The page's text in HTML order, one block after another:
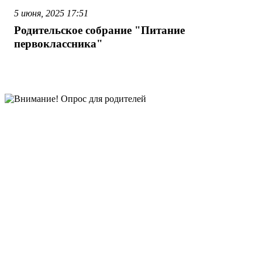
5 июня, 2025 17:51
Родительское собрание "Питание
первоклассника"